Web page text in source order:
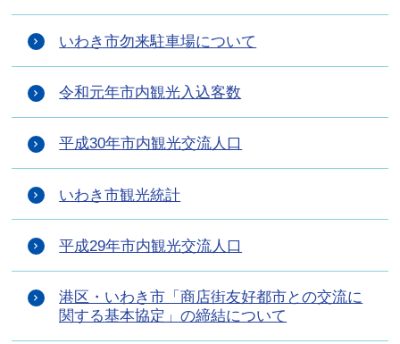
いわき市勿来駐車場について
令和元年市内観光入込客数
平成30年市内観光交流人口
いわき市観光統計
平成29年市内観光交流人口
港区・いわき市「商店街友好都市との交流に
関する基本協定」の締結について